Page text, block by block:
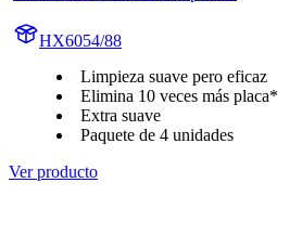
HX6054/88
Limpieza suave pero eficaz
Elimina 10 veces más placa*
Extra suave
Paquete de 4 unidades
Ver producto